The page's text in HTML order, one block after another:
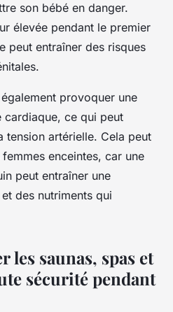
son bébé en danger.
élevée pendant le premier
peut entraîner des risques
provoquer une
cardiaque, ce qui peut
tension artérielle. Cela peut
enceintes, car une
peut entraîner une
des nutriments qui
saunas, spas et
sécurité pendant